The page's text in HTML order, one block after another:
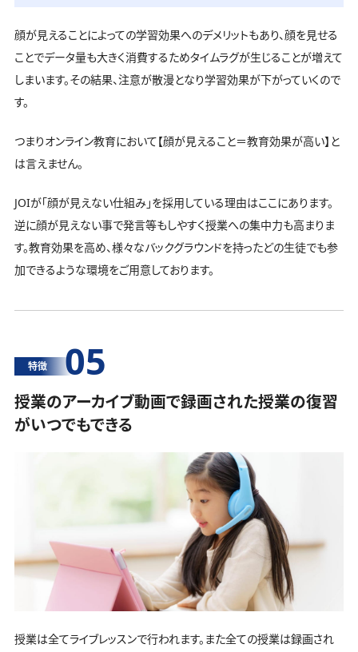
顔が見えることによっての学習効果へのデメリットもあり、顔を見せる
ことでデータ量も大きく消費するためタイムラグが生じることが増えて
しまいます。その結果、注意が散漫となり学習効果が下がっていくので
す。
つまりオンライン教育において【顔が見えること＝教育効果が高い】と
は言えません。
JOIが「顔が見えない仕組み」を採用している理由はここにあります。
逆に顔が見えない事で発言等もしやすく授業への集中力も高まりま
す。教育効果を高め、様々なバックグラウンドを持ったどの生徒でも参
加できるような環境をご用意しております。
特徴 05
授業のアーカイブ動画で録画された授業の復習
がいつでもできる
授業は全てライブレッスンで行われます。また全ての授業は録画され